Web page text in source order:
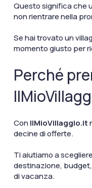
Questo significa che
non rientrare nella
Se hai trovato un
momento giusto per
Perché
ConIlMioVillaggio.it
decine di offerte.
Ti aiutiamo a
destinazione,
di vacanza.